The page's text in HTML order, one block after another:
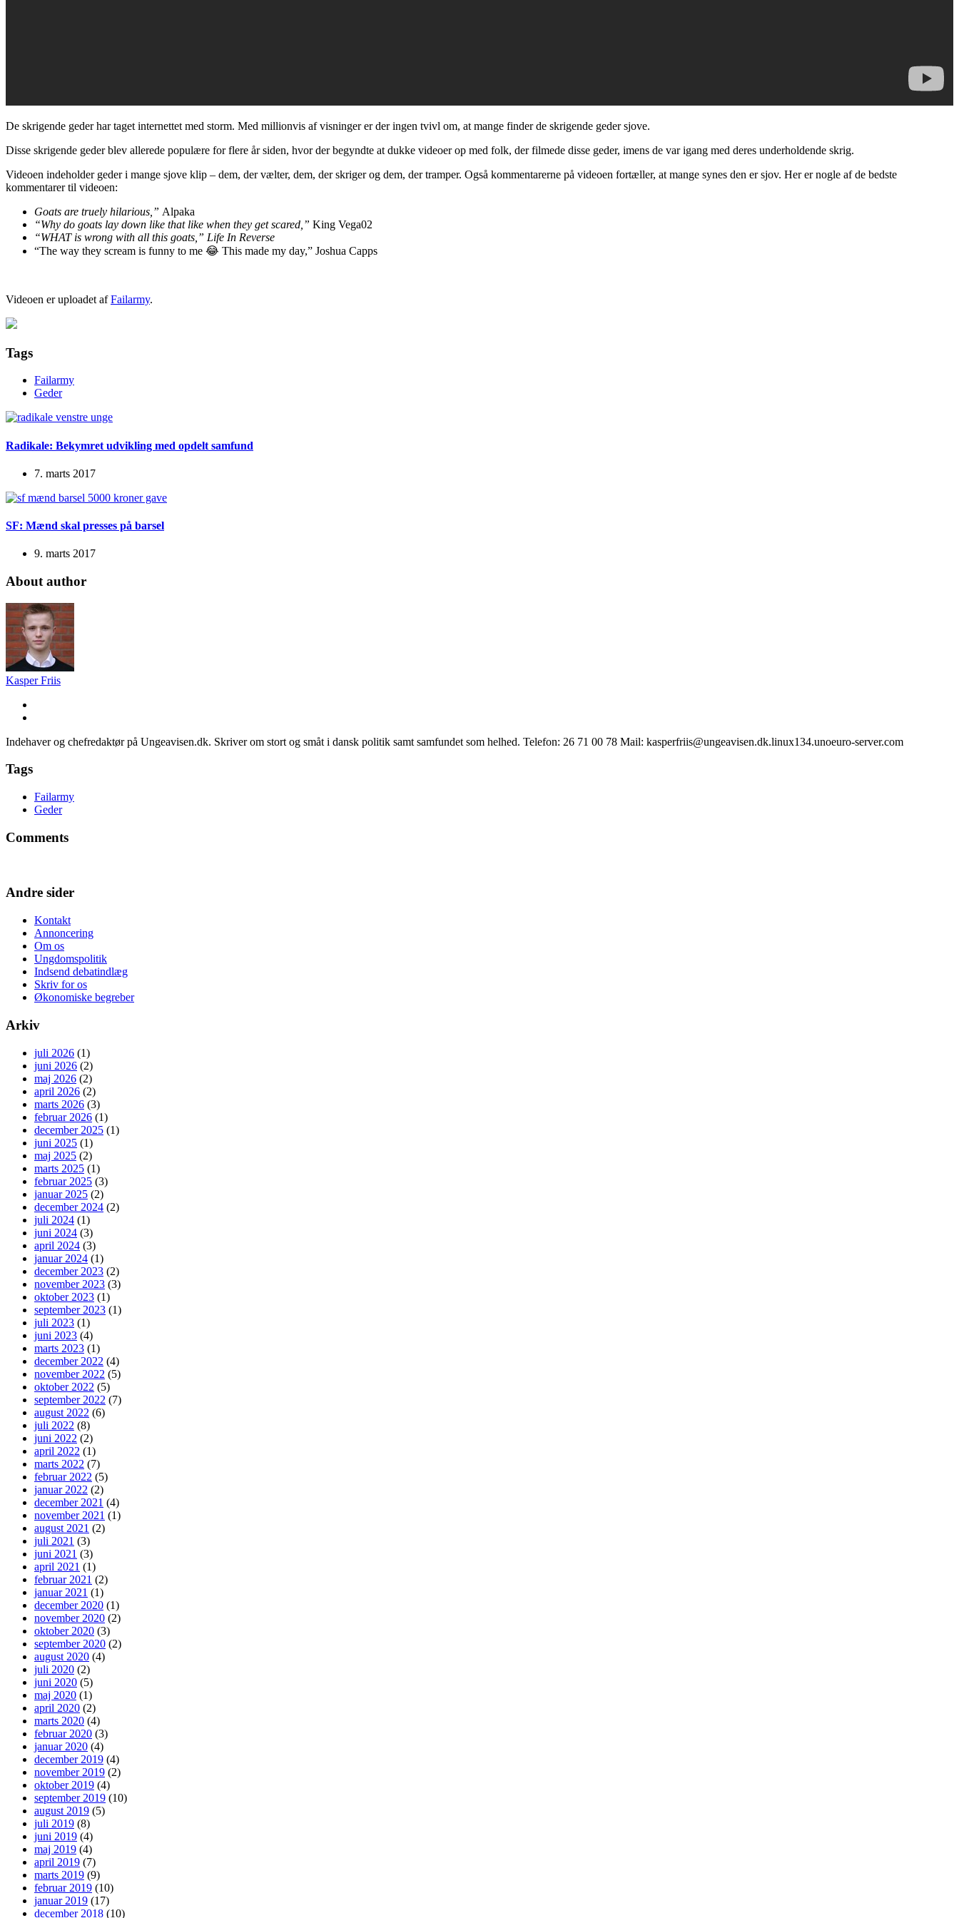
De skrigende geder har taget internettet med storm. Med millionvis af visninger er der ingen tvivl om, at mange finder de skrigende geder sjove.
Disse skrigende geder blev allerede populære for flere år siden, hvor der begyndte at dukke videoer op med folk, der filmede disse geder, imens de var igang med deres underholdende skrig.
Videoen indeholder geder i mange sjove klip – dem, der vælter, dem, der skriger og dem, der tramper. Også kommentarerne på videoen fortæller, at mange synes den er sjov. Her er nogle af de bedste
kommentarer til videoen:
Goats are truely hilarious,” Alpaka
“Why do goats lay down like that like when they get scared,” King Vega02
“WHAT is wrong with all this goats,” Life In Reverse
“The way they scream is funny to me 😂 This made my day,” Joshua Capps
Videoen er uploadet afFailarmy.
Tags
Failarmy
Geder
Radikale: Bekymret udvikling med opdelt samfund
7. marts 2017
SF: Mænd skal presses på barsel
9. marts 2017
About author
Kasper Friis
Indehaver og chefredaktør på Ungeavisen.dk. Skriver om stort og småt i dansk politik samt samfundet som helhed. Telefon: 26 71 00 78 Mail: kasperfriis@ungeavisen.dk.linux134.unoeuro-server.com
Tags
Failarmy
Geder
Comments
Andre sider
Kontakt
Annoncering
Om os
Ungdomspolitik
Indsend debatindlæg
Skriv for os
Økonomiske begreber
Arkiv
juli 2026 (1)
juni 2026 (2)
maj 2026 (2)
april 2026 (2)
marts 2026 (3)
februar 2026 (1)
december 2025 (1)
juni 2025 (1)
maj 2025 (2)
marts 2025 (1)
februar 2025 (3)
januar 2025 (2)
december 2024 (2)
juli 2024 (1)
juni 2024 (3)
april 2024 (3)
januar 2024 (1)
december 2023 (2)
november 2023 (3)
oktober 2023 (1)
september 2023 (1)
juli 2023 (1)
juni 2023 (4)
marts 2023 (1)
december 2022 (4)
november 2022 (5)
oktober 2022 (5)
september 2022 (7)
august 2022 (6)
juli 2022 (8)
juni 2022 (2)
april 2022 (1)
marts 2022 (7)
februar 2022 (5)
januar 2022 (2)
december 2021 (4)
november 2021 (1)
august 2021 (2)
juli 2021 (3)
juni 2021 (3)
april 2021 (1)
februar 2021 (2)
januar 2021 (1)
december 2020 (1)
november 2020 (2)
oktober 2020 (3)
september 2020 (2)
august 2020 (4)
juli 2020 (2)
juni 2020 (5)
maj 2020 (1)
april 2020 (2)
marts 2020 (4)
februar 2020 (3)
januar 2020 (4)
december 2019 (4)
november 2019 (2)
oktober 2019 (4)
september 2019 (10)
august 2019 (5)
juli 2019 (8)
juni 2019 (4)
maj 2019 (4)
april 2019 (7)
marts 2019 (9)
februar 2019 (10)
januar 2019 (17)
december 2018 (10)